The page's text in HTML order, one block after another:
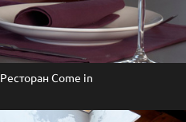
Ресторан Come in